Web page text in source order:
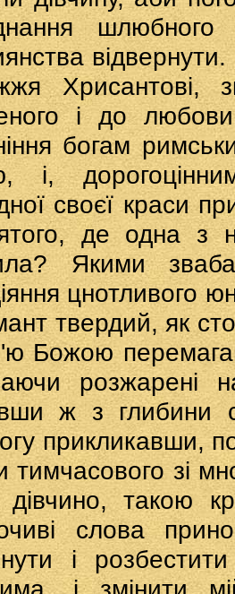
шлюбного
Хрисантові,
і до
богам
і,
своєї краси
де одна з
Якими
цнотливого
твердий, як
Божою
розжарені
ж з глибини
прикликавши,
тимчасового зі
такою
слова
і